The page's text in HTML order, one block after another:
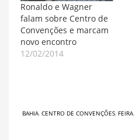
Ronaldo e Wagner
falam sobre Centro de
Convenções e marcam
novo encontro
12/02/2014
BAHIA CENTRO DE CONVENÇÕES FEIRA